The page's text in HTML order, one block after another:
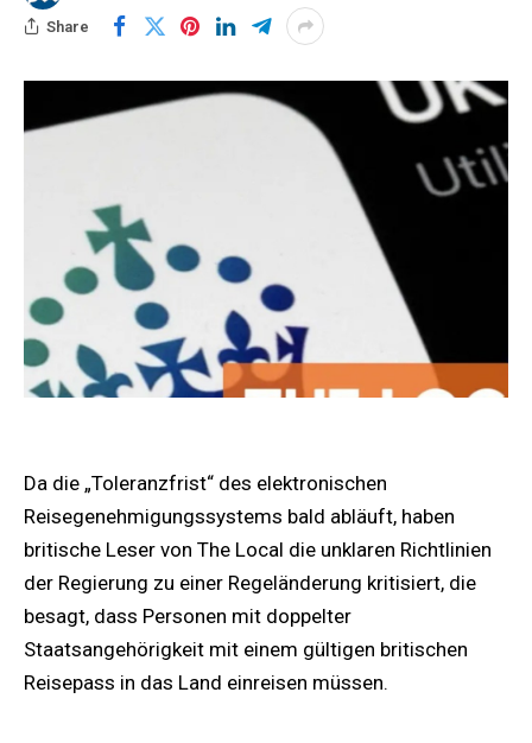
Share
Da die „Toleranzfrist“ des elektronischen
Reisegenehmigungssystems bald abläuft, haben
britische Leser von The Local die unklaren Richtlinien
der Regierung zu einer Regeländerung kritisiert, die
besagt, dass Personen mit doppelter
Staatsangehörigkeit mit einem gültigen britischen
Reisepass in das Land einreisen müssen.